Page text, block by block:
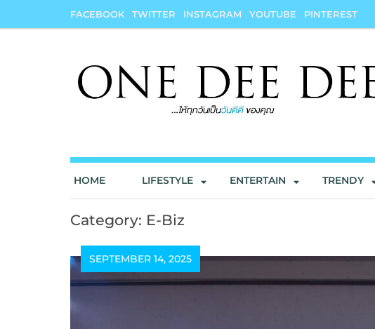
FACEBOOK TWITTER INSTAGRAM YOUTUBE PINTEREST
HOME LIFESTYLE ENTERTAIN TRENDY
Category: E-Biz
SEPTEMBER 14, 2025